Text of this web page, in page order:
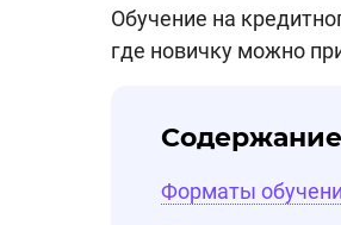
Обучение на
где новичку можно
Содержание
Форматы